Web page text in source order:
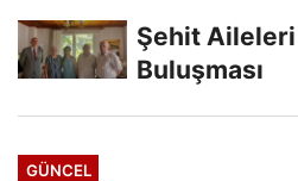
Şehit
Buluşması
GÜNCEL